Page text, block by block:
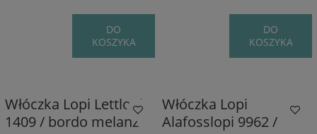
DO
KOSZYKA
DO
KOSZYKA
Włóczka Lopi Lettlopi
1409 / bordo melanż
Włóczka Lopi
Alafosslopi 9962 /